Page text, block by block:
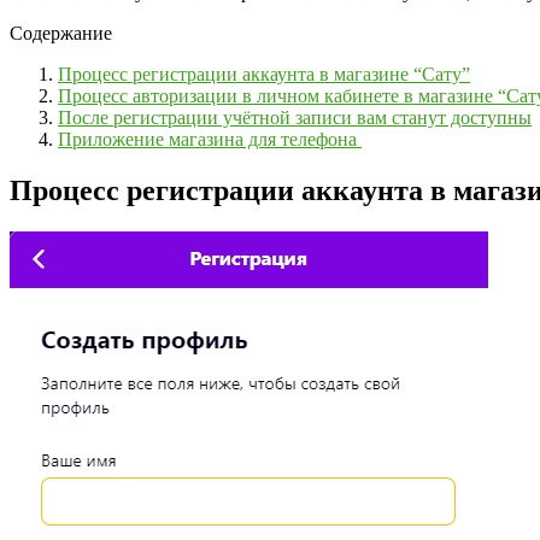
Содержание
Процесс регистрации аккаунта в магазине “Сату”
Процесс авторизации в личном кабинете в магазине
После регистрации учётной записи вам станут доступны
Приложение магазина для телефона
Процесс регистрации аккаунта в